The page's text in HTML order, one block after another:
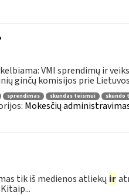
VMI sprendimų ir
ginčų komisijos prie
sprendimas skundas teismui skundo
Mokesčių
tik iš medienos atliekų ir